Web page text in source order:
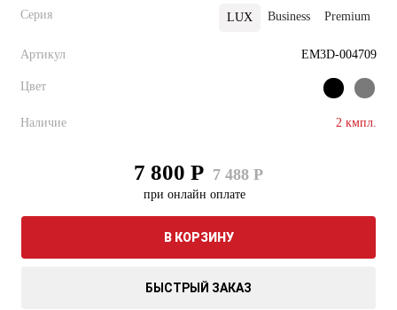
Серия LUX Business Premium
Артикул EM3D-004709
Цвет
Наличие 2 кмпл.
7 800 Р 7 488 Р
при онлайн оплате
В КОРЗИНУ
БЫСТРЫЙ ЗАКАЗ